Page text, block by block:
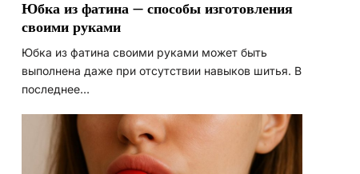
Юбка из фатина — способы изготовления
своими руками
Юбка из фатина своими руками может быть
выполнена даже при отсутствии навыков шитья. В
последнее…